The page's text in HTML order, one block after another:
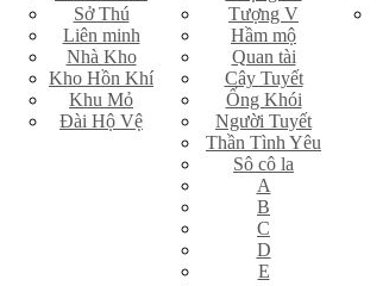
Sở Thú
Liên minh
Nhà Kho
Kho Hồn Khí
Khu Mỏ
Đài Hộ Vệ
Tượng V
Hầm mộ
Quan tài
Cây Tuyết
Ống Khói
Người Tuyết
Thần Tình Yêu
Sô cô la
A
B
C
D
E